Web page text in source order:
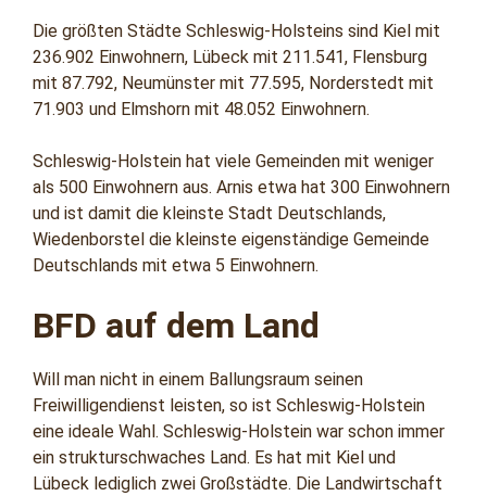
Die größten Städte Schleswig-Holsteins sind Kiel mit
236.902 Einwohnern, Lübeck mit 211.541, Flensburg
mit 87.792, Neumünster mit 77.595, Norderstedt mit
71.903 und Elmshorn mit 48.052 Einwohnern.
Schleswig-Holstein hat viele Gemeinden mit weniger
als 500 Einwohnern aus. Arnis etwa hat 300 Einwohnern
und ist damit die kleinste Stadt Deutschlands,
Wiedenborstel die kleinste eigenständige Gemeinde
Deutschlands mit etwa 5 Einwohnern.
BFD auf dem Land
Will man nicht in einem Ballungsraum seinen
Freiwilligendienst leisten, so ist Schleswig-Holstein
eine ideale Wahl. Schleswig-Holstein war schon immer
ein strukturschwaches Land. Es hat mit Kiel und
Lübeck lediglich zwei Großstädte. Die Landwirtschaft